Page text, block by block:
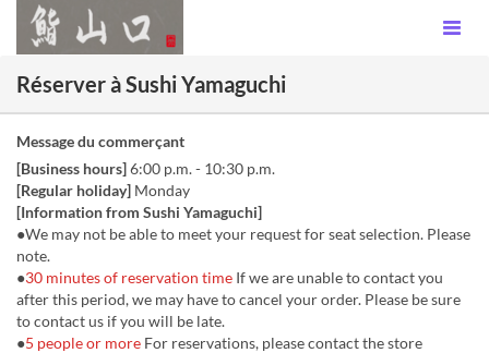
Réserver à Sushi Yamaguchi
Message du commerçant
[Business hours]6:00 p.m. - 10:30 p.m.
[Regular holiday] Monday
[Information from Sushi Yamaguchi]
●We may not be able to meet your request for seat selection. Please
note.
●30 minutes of reservation time If we are unable to contact you
after this period, we may have to cancel your order. Please be sure
to contact us if you will be late.
●5 people or more For reservations, please contact the store